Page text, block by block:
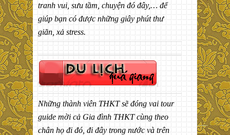
tranh vui, sưu tầm, chuyện đó đây,… để
giúp bạn có được những giây phút thư
giãn, xả stress.
Những thành viên THKT sẽ đóng vai tour
guide mời cả Gia đình THKT cùng theo
chân họ đi đó, đi đây trong nước và trên